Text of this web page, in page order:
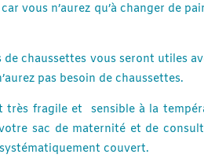
vous n’aurez qu’à changer de
chaussettes vous seront utiles
pas besoin de chaussettes.
très fragile et sensible à la
sac de maternité et de
couvert.